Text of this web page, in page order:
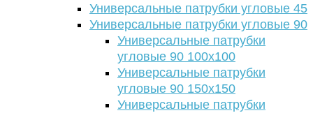
Универсальные патрубки угловые 45
Универсальные патрубки угловые 90
Универсальные патрубки
угловые 90 100х100
Универсальные патрубки
угловые 90 150х150
Универсальные патрубки